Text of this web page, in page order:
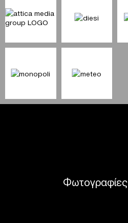
Φωτογραφίες